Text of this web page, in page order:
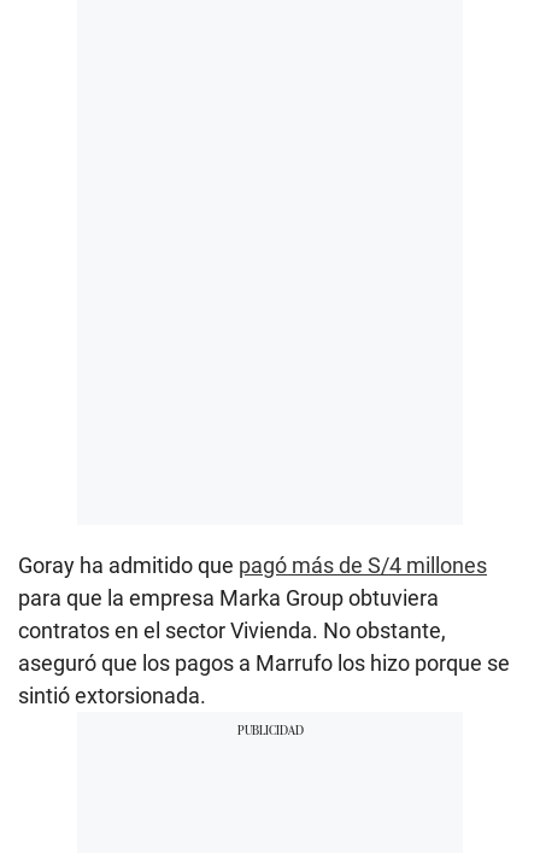
Goray ha admitido que pagó más de S/4 millones
para que la empresa Marka Group obtuviera
contratos en el sector Vivienda. No obstante,
aseguró que los pagos a Marrufo los hizo porque se
sintió extorsionada.